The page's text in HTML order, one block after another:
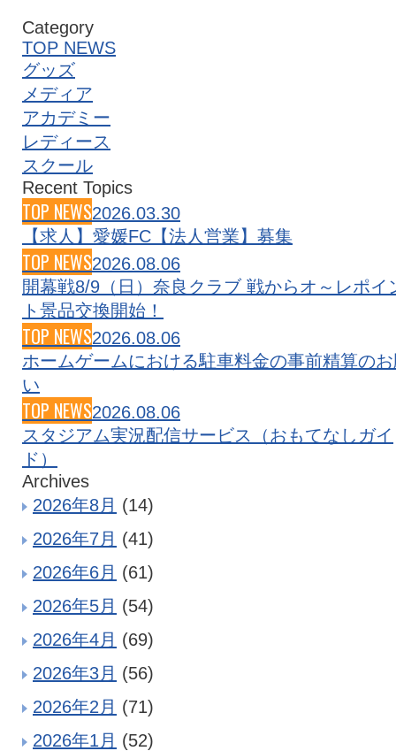
ファンクラブ
トップチーム
スポンサー
特設ページ
Category
TOP NEWS
グッズ
メディア
アカデミー
レディース
スクール
Recent Topics
TOP NEWS2026.03.30
【求人】愛媛FC【法人営業】募集
TOP NEWS2026.08.06
開幕戦8/9（日）奈良クラブ 戦からオ～レポイ
ト景品交換開始！
TOP NEWS2026.08.06
ホームゲームにおける駐車料金の事前精算の
い
TOP NEWS2026.08.06
スタジアム実況配信サービス（おもてなしガイ
ド）
Archives
2026年8月 (14)
2026年7月 (41)
2026年6月 (61)
2026年5月 (54)
2026年4月 (69)
2026年3月 (56)
2026年2月 (71)
2026年1月 (52)